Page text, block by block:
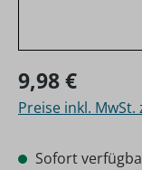
Regulärer Preis:
9,98 €
Preise inkl.
Sofort